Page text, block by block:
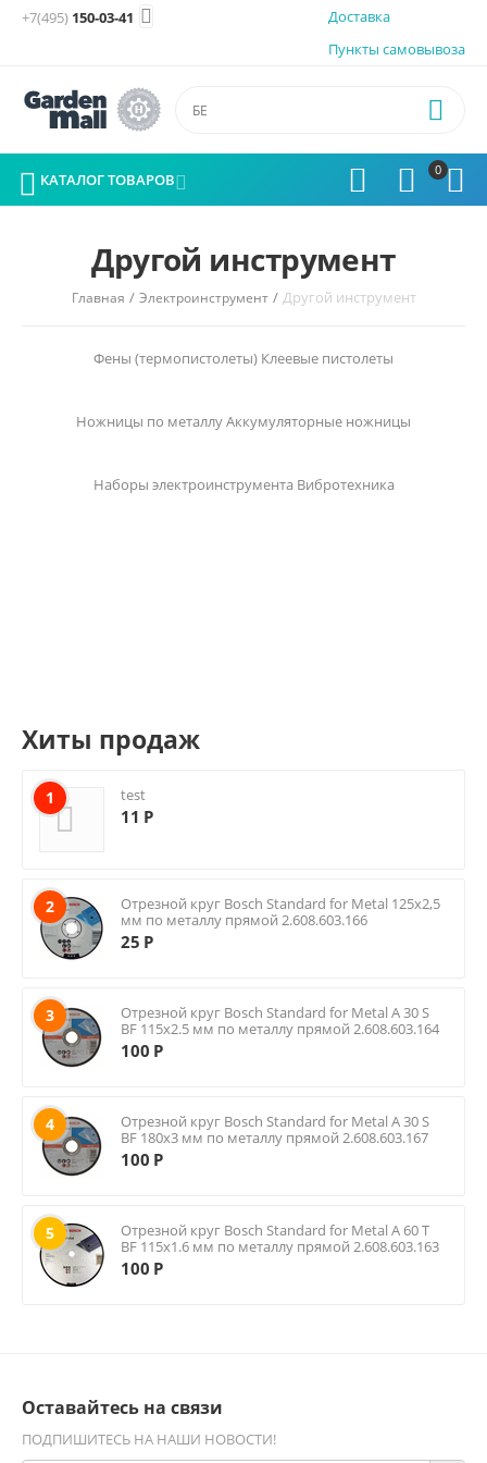
Доставка
Пункты самовывоза
+7(495) 150-03-41 
0 



 КАТАЛОГ ТОВАРОВ
Другой инструмент
Главная / Электроинструмент / Другой инструмент
Фены (термопистолеты) Клеевые пистолеты
Ножницы по металлуАккумуляторные ножницы
Наборы электроинструмента Вибротехника
Хиты продаж
1 test
11 Р
2
Отрезной круг Bosch Standard for Metal 125х2,5
мм по металлу прямой 2.608.603.166
25 Р
3
Отрезной круг Bosch Standard for Metal A 30 S
BF 115х2.5 мм по металлу прямой 2.608.603.164
100 Р
4
Отрезной круг Bosch Standard for Metal A 30 S
BF 180х3 мм по металлу прямой 2.608.603.167
100 Р
5
Отрезной круг Bosch Standard for Metal A 60 T
BF 115х1.6 мм по металлу прямой 2.608.603.163
100 Р
Оставайтесь на связи
ПОДПИШИТЕСЬ НА НАШИ НОВОСТИ!